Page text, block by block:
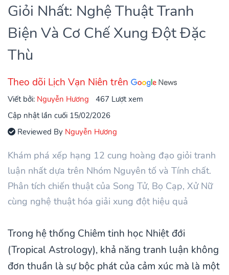
Giỏi Nhất: Nghệ Thuật Tranh
Biện Và Cơ Chế Xung Đột Đặc
Thù
Theo dõi Lịch Vạn Niên trên
Viết bởi: Nguyễn Hương
467 Lượt xem
Cập nhật lần cuối 15/02/2026
Reviewed By Nguyễn Hương
Khám phá xếp hạng 12 cung hoàng đạo giỏi tranh
luận nhất dựa trên Nhóm Nguyên tố và Tính chất.
Phân tích chiến thuật của Song Tử, Bọ Cạp, Xử Nữ
cùng nghệ thuật hóa giải xung đột hiệu quả
Trong hệ thống Chiêm tinh học Nhiệt đới
(Tropical Astrology), khả năng tranh luận không
đơn thuần là sự bộc phát của cảm xúc mà là một